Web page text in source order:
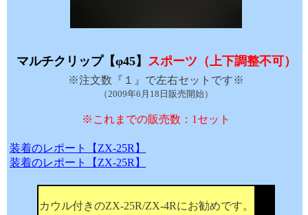
マルチクリップ【φ45】 スポーツ（上下調整不可）
※注文数『１』で左右セットです※
（2009年6月18日販売開始）
※これまでの販売数：1セット
装着のレポート【ZX-25R】
装着のレポート【ZX-25R】
カウル付きのZX-25R/ZX-4Rにお勧めです。